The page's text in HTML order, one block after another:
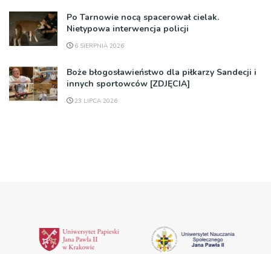
Po Tarnowie nocą spacerował cielak.
Nietypowa interwencja policji
6 SIERPNIA 2026
Boże błogosławieństwo dla piłkarzy Sandecji i
innych sportowców [ZDJĘCIA]
23 LIPCA 2026